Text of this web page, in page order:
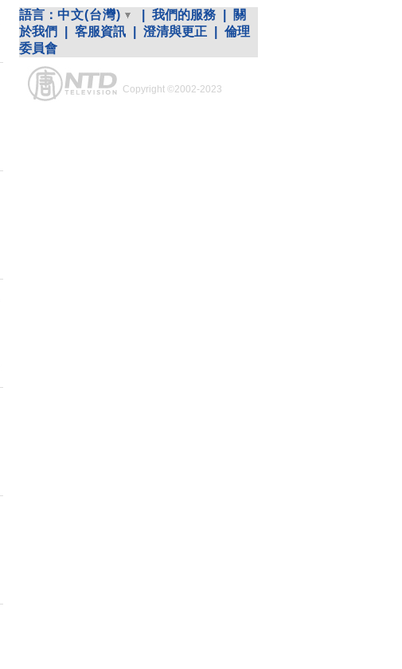
語言： 中文(台灣) 我們的服務
關
於我們
客服資訊 澄清與更正
倫理
委員會
Copyright ©2002-2023